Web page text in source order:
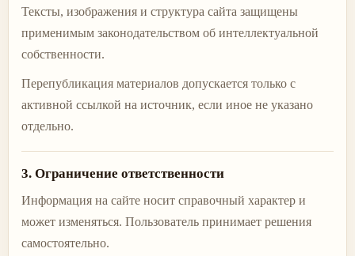
Тексты, изображения и структура сайта защищены
применимым законодательством об интеллектуальной
собственности.
Перепубликация материалов допускается только с
активной ссылкой на источник, если иное не указано
отдельно.
3. Ограничение ответственности
Информация на сайте носит справочный характер и
может изменяться. Пользователь принимает решения
самостоятельно.